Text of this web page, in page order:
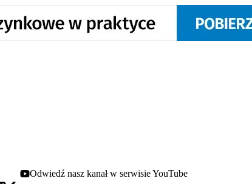
Youtube - otwiera się w nowej karcie
Odwiedź nasz kanał w serwisie YouTube